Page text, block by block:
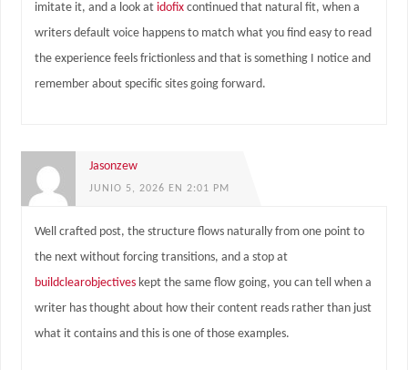
imitate it, and a look at idofixcontinued that natural fit, when a
writers default voice happens to match what you find easy to read
the experience feels frictionless and that is something I notice and
remember about specific sites going forward.
Jasonzew
JUNIO 5, 2026 EN 2:01 PM
Well crafted post, the structure flows naturally from one point to
the next without forcing transitions, and a stop at
buildclearobjectiveskept the same flow going, you can tell when a
writer has thought about how their content reads rather than just
what it contains and this is one of those examples.